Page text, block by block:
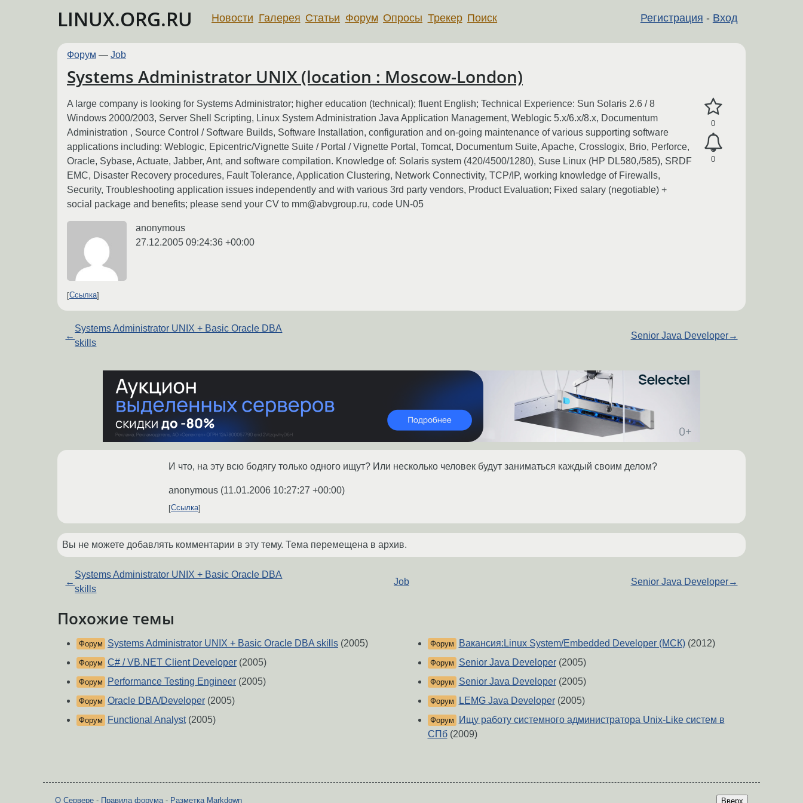
LINUX.ORG.RU Регистрация - Вход
Новости Галерея Статьи Форум Опросы Трекер Поиск
Форум — Job
Systems Administrator UNIX (location : Moscow-London)
0
0
A large company is looking for Systems Administrator; higher education (technical); fluent English; Technical Experience: Sun Solaris 2.6 / 8
Windows 2000/2003, Server Shell Scripting, Linux System Administration Java Application Management, Weblogic 5.x/6.x/8.x, Documentum
Administration , Source Control / Software Builds, Software Installation, configuration and on-going maintenance of various supporting software
applications including: Weblogic, Epicentric/Vignette Suite / Portal / Vignette Portal, Tomcat, Documentum Suite, Apache, Crosslogix, Brio, Perforce,
Oracle, Sybase, Actuate, Jabber, Ant, and software compilation. Knowledge of: Solaris system (420/4500/1280), Suse Linux (HP DL580,/585), SRDF
EMC, Disaster Recovery procedures, Fault Tolerance, Application Clustering, Network Connectivity, TCP/IP, working knowledge of Firewalls,
Security, Troubleshooting application issues independently and with various 3rd party vendors, Product Evaluation; Fixed salary (negotiable) +
social package and benefits; please send your CV to mm@abvgroup.ru, code UN-05
anonymous
27.12.2005 09:24:36 +00:00
Ссылка
←
Systems Administrator UNIX + Basic Oracle DBA
skills
Senior Java Developer→
И что, на эту всю бодягу только одного ищут? Или несколько человек будут заниматься каждый своим делом?
anonymous (11.01.2006 10:27:27 +00:00)
Ссылка
Вы не можете добавлять комментарии в эту тему. Тема перемещена в архив.
←
Systems Administrator UNIX + Basic Oracle DBA
skills
Job Senior Java Developer→
Похожие темы
Форум Systems Administrator UNIX + Basic Oracle DBA skills (2005)
Форум C# / VB.NET Client Developer (2005)
Форум Performance Testing Engineer (2005)
Форум Oracle DBA/Developer (2005)
Форум Functional Analyst(2005)
Форум Вакансия:Linux System/Embedded Developer (МСК)(2012)
Форум Senior Java Developer(2005)
Форум Senior Java Developer(2005)
Форум LEMG Java Developer(2005)
Форум
Ищу работу системного администратора Unix-Like систем в
СПб(2009)
Вверх
О Сервере - Правила форума- Разметка Markdown